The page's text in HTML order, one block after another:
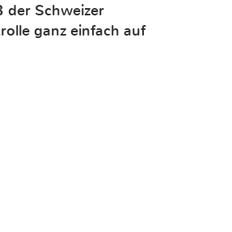
der Schweizer
ganz einfach auf